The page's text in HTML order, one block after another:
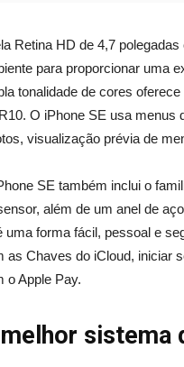
Retina HD de 4,7
para proporcionar uma
tonalidade de cores
O iPhone SE usa menus
visualização prévia de
SE também inclui o
além de um anel de
uma forma fácil, pessoal e
as Chaves do iCloud, iniciar
o Apple Pay.
sistema